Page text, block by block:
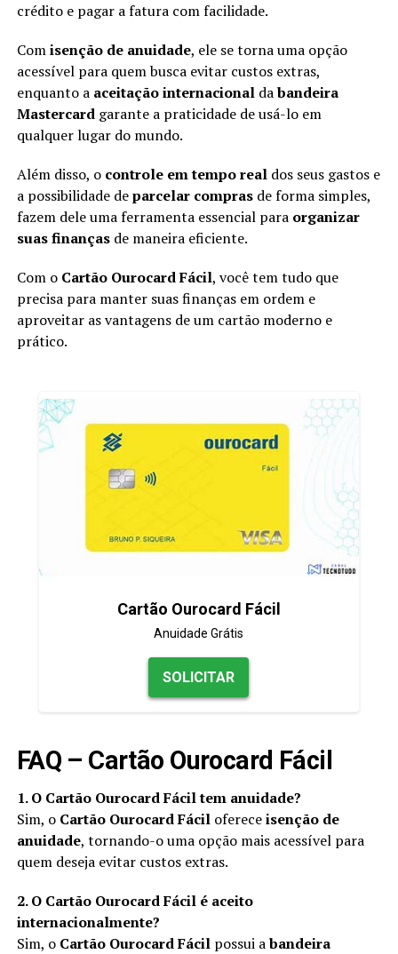
crédito e pagar a fatura com facilidade.
Comisenção de anuidade, ele se torna uma opção
acessível para quem busca evitar custos extras,
enquanto a aceitação internacionaldabandeira
Mastercardgarante a praticidade de usá-lo em
qualquer lugar do mundo.
Além disso, o controle em tempo realdos seus gastos e
a possibilidade deparcelar comprasde forma simples,
fazem dele uma ferramenta essencial para organizar
suas finançasde maneira eficiente.
Com o Cartão Ourocard Fácil, você tem tudo que
precisa para manter suas finanças em ordem e
aproveitar as vantagens de um cartão moderno e
prático.
Cartão Ourocard Fácil
Anuidade Grátis
SOLICITAR
FAQ – Cartão Ourocard Fácil
1. O Cartão Ourocard Fácil tem anuidade?
Sim, o Cartão Ourocard Fácilofereceisenção de
anuidade, tornando-o uma opção mais acessível para
quem deseja evitar custos extras.
2. O Cartão Ourocard Fácil é aceito
internacionalmente?
Sim, o Cartão Ourocard Fácilpossui abandeira